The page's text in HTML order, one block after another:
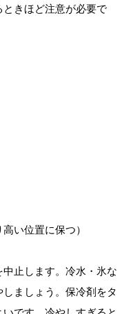
きほど注意が必要で
い位置に保つ）
止します。冷水・氷な
ましょう。保冷剤をタ